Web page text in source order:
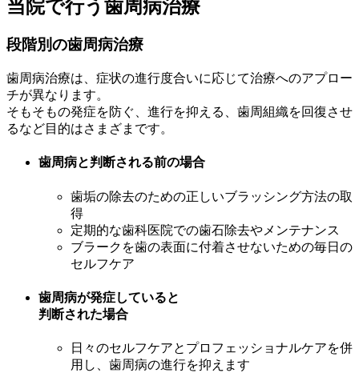
当院で行う歯周病治療
段階別の歯周病治療
歯周病治療は、症状の進行度合いに応じて治療へのアプロー
チが異なります。
そもそもの発症を防ぐ、進行を抑える、歯周組織を回復させ
るなど目的はさまざまです。
歯周病と判断される前の場合
歯垢の除去のための正しいブラッシング方法の取
得
定期的な歯科医院での歯石除去やメンテナンス
ブラークを歯の表面に付着させないための毎日の
セルフケア
歯周病が発症していると
判断された場合
日々のセルフケアとプロフェッショナルケアを併
用し、歯周病の進行を抑えます